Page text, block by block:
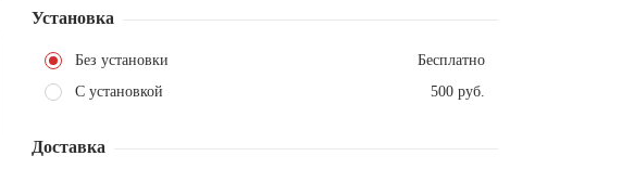
Установка
Без установки
Бесплатно
С установкой
500 руб.
Доставка